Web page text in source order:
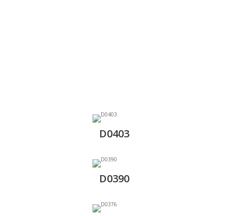
D0403
D0390